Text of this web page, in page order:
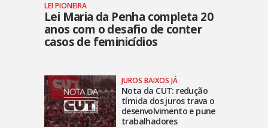
JUROS BAIXOS JÁ
Nota da CUT: redução
tímida dos juros trava o
desenvolvimento e pune
trabalhadores
LEI PIONEIRA
Lei Maria da Penha completa 20
anos com o desafio de conter
casos de feminicídios